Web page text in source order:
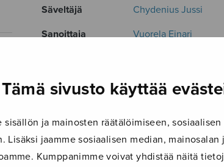
Tämä sivusto käyttää
sisällön ja mainosten räätälöimiseen,
Lisäksi jaamme sosiaalisen median,
Kumppanimme voivat yhdistää näitä
Säveltäjä
Chydenius Jussi
Sanoittaja
Vuorela Einari
Kokoonpano
SSATBB
Kieli
Julkaisija
Sulasol